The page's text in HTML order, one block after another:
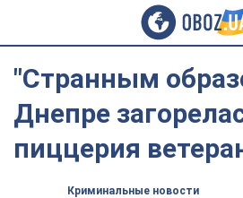
"Странным
Днепре
пиццерия
Криминальные новости